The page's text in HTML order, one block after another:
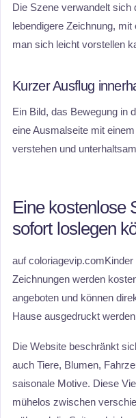
Die Szene verwandelt sich
lebendigere Zeichnung,
man sich leicht vorstellen
Kurzer Ausflug
Ein Bild, das Bewegung in
eine Ausmalseite mit
verstehen und
Eine kostenlose
sofort loslegen
auf
Zeichnungen werden
angeboten und können
Hause ausgedruckt
Die Website beschränkt
auch Tiere, Blumen,
saisonale Motive. Diese
mühelos zwischen